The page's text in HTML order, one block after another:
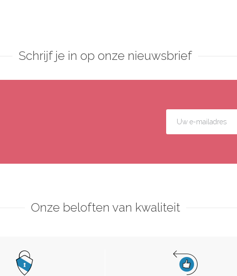
Schrijf je in op onze nieuwsbrief
Onze beloften van kwaliteit